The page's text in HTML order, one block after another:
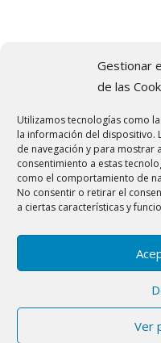
Gestionar
de las
Utilizamos tecnologías como
la información del dispositivo.
de navegación y para mostrar
consentimiento a estas
como el comportamiento de
No consentir o retirar el
a ciertas características y
Ver
Carrer del Doctor
Geltrú
En esta web, existen
asistencia técnica en